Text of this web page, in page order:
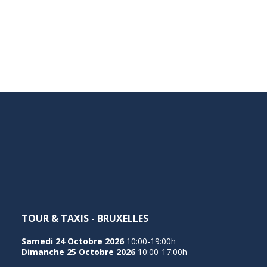
TOUR & TAXIS - BRUXELLES
Samedi 24 Octobre 2026 10:00-19:00h
Dimanche 25 Octobre 2026 10:00-17:00h